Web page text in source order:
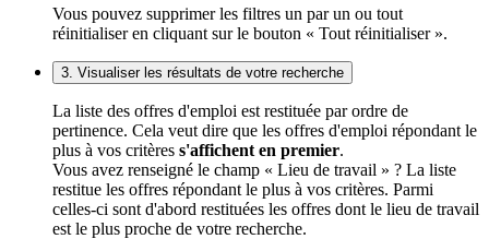
Vous pouvez supprimer les filtres un par un ou tout
réinitialiser en cliquant sur le bouton « Tout réinitialiser ».
3. Visualiser les résultats de votre recherche
La liste des offres d'emploi est restituée par ordre de
pertinence. Cela veut dire que les offres d'emploi répondant le
plus à vos critères s'affichent en premier.
Vous avez renseigné le champ « Lieu de travail » ? La liste
restitue les offres répondant le plus à vos critères. Parmi
celles-ci sont d'abord restituées les offres dont le lieu de travail
est le plus proche de votre recherche.